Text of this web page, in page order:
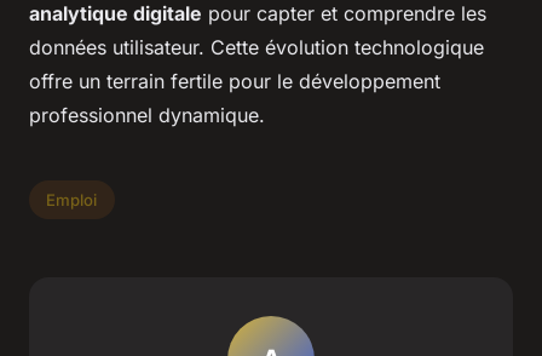
analytique digitale pour capter et comprendre les
données utilisateur. Cette évolution technologique
offre un terrain fertile pour le développement
professionnel dynamique.
Emploi